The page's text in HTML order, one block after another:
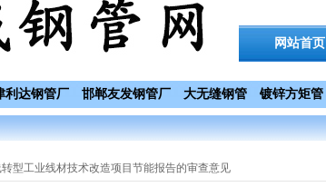
网站首页
利达钢管厂 邯郸友发钢管厂 大无缝钢管 镀锌方矩管
型工业线材技术改造项目节能报告的审查意见